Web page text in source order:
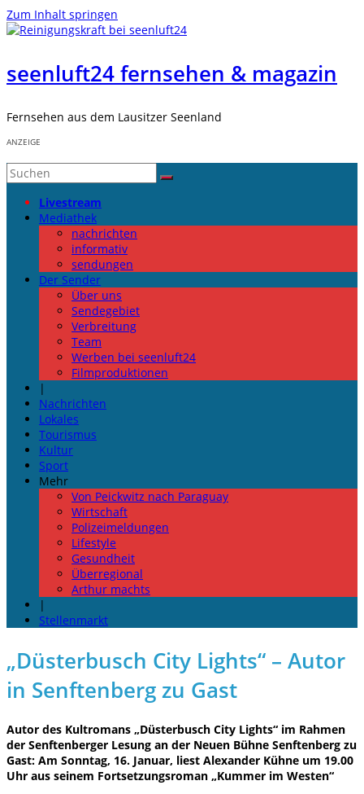
Zum Inhalt springen
seenluft24 fernsehen & magazin
Fernsehen aus dem Lausitzer Seenland
ANZEIGE
Livestream
Mediathek
nachrichten
informativ
sendungen
Der Sender
Über uns
Sendegebiet
Verbreitung
Team
Werben bei seenluft24
Filmproduktionen
|
Nachrichten
Lokales
Tourismus
Kultur
Sport
Mehr
Von Peickwitz nach Paraguay
Wirtschaft
Polizeimeldungen
Lifestyle
Gesundheit
Überregional
Arthur machts
|
Stellenmarkt
„Düsterbusch City Lights“ – Autor
in Senftenberg zu Gast
Autor des Kultromans „Düsterbusch City Lights“ im Rahmen
der Senftenberger Lesung an der Neuen Bühne Senftenberg zu
Gast: Am Sonntag, 16. Januar, liest Alexander Kühne um 19.00
Uhr aus seinem Fortsetzungsroman „Kummer im Westen“